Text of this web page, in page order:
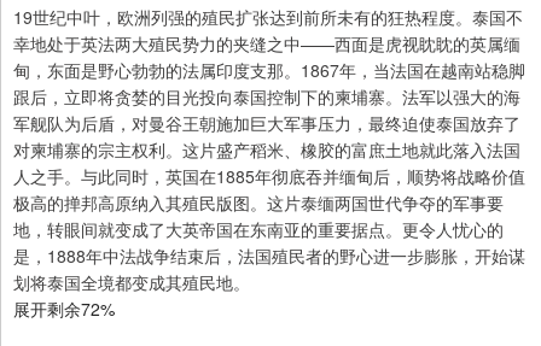
19世纪中叶，欧洲列强的殖民扩张达到前所未有的狂热程度。泰国不
幸地处于英法两大殖民势力的夹缝之中——西面是虎视眈眈的英属缅
甸，东面是野心勃勃的法属印度支那。1867年，当法国在越南站稳脚
跟后，立即将贪婪的目光投向泰国控制下的柬埔寨。法军以强大的海
军舰队为后盾，对曼谷王朝施加巨大军事压力，最终迫使泰国放弃了
对柬埔寨的宗主权利。这片盛产稻米、橡胶的富庶土地就此落入法国
人之手。与此同时，英国在1885年彻底吞并缅甸后，顺势将战略价值
极高的掸邦高原纳入其殖民版图。这片泰缅两国世代争夺的军事要
地，转眼间就变成了大英帝国在东南亚的重要据点。更令人忧心的
是，1888年中法战争结束后，法国殖民者的野心进一步膨胀，开始谋
划将泰国全境都变成其殖民地。
展开剩余72%